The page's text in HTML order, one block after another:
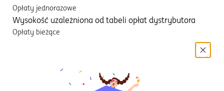
Opłaty jednorazowe
Wysokość uzależniona od tabeli opłat dystrybutora
Opłaty bieżące
0,29% (2,93 PLN)